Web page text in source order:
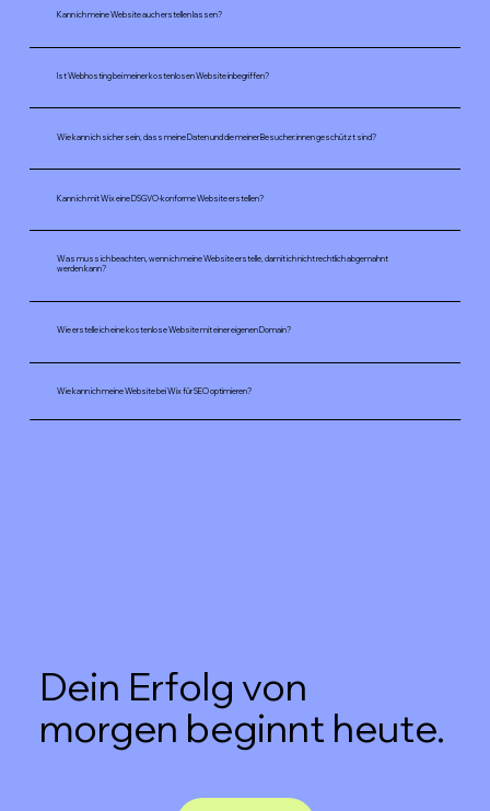
Kann ich meine Website auch erstellen lassen?
Ist Webhosting bei meiner kostenlosen Website inbegriffen?
Wie kann ich sicher sein, dass meine Daten und die meiner Besucher:innen geschützt sind?
Kann ich mit Wix eine DSGVO-konforme Website erstellen?
Was muss ich beachten, wenn ich meine Website erstelle, damit ich nicht rechtlich abgemahnt
werden kann?
Wie erstelle ich eine kostenlose Website mit einer eigenen Domain?
Wie kann ich meine Website bei Wix für SEO optimieren?
Dein Erfolg von
morgen beginnt heute.